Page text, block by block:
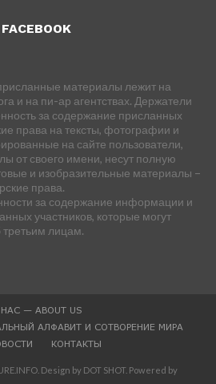
FACEBOOK
материалы лежит на
и на пи-ар агентствах. Держатели
за содержание присланных
права на тексты, фотографии и
на сайте пользователи,
от своего имени, несут полную
и изобразительные материалы –
права.
за содержание информации и
участников, которые могут
лицам.
— ABOUT US
АЛФАВИТ И СОТВОРЕНИЕ МИРА
КОНТАКТЫ
Design by DOT SHOT. Powered by